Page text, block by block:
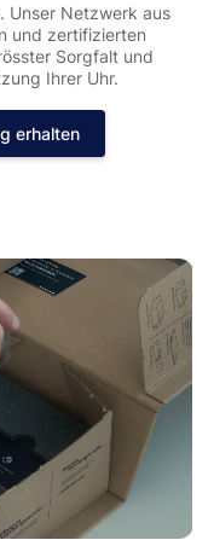
Unser Netzwerk aus
und zertifizierten
Sorgfalt und
Ihrer Uhr.
erhalten